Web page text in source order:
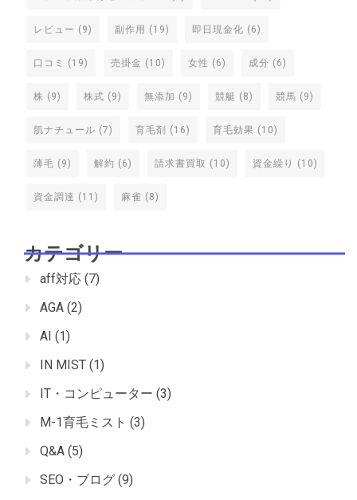
レビュー (9) 副作用 (19) 即日現金化 (6)
口コミ (19) 売掛金 (10) 女性 (6) 成分 (6)
株 (9) 株式 (9) 無添加 (9) 競艇 (8) 競馬 (9)
肌ナチュール (7) 育毛剤 (16) 育毛効果 (10)
薄毛 (9) 解約 (6) 請求書買取 (10) 資金繰り (10)
資金調達 (11) 麻雀 (8)
カテゴリー
aff対応 (7)
AGA (2)
AI (1)
IN MIST (1)
IT・コンピューター (3)
M-1育毛ミスト (3)
Q&A (5)
SEO・ブログ (9)